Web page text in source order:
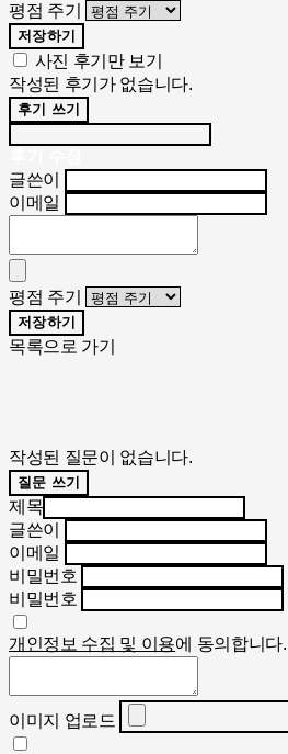
평점 주기
저장하기
사진 후기만 보기
작성된 후기가 없습니다.
후기 쓰기
글쓴이
이메일
평점 주기
저장하기
목록으로 가기
작성된 질문이 없습니다.
질문 쓰기
제목
글쓴이
이메일
비밀번호
비밀번호
개인정보 수집 및 이용에 동의합니다.
이미지 업로드